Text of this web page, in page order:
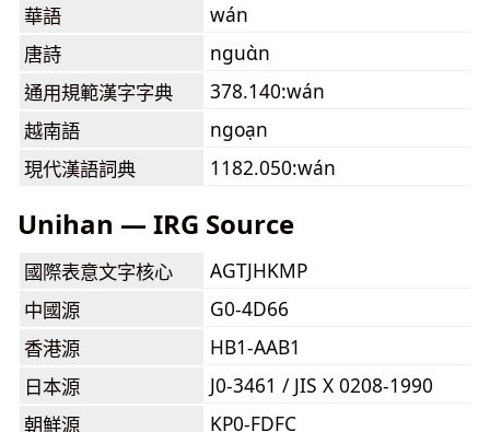
華語
wán
唐詩
nguɑ̀n
通用規範漢字字典
378.140:wán
越南語
ngoạn
現代漢語詞典
1182.050:wán
Unihan — IRG Source
國際表意文字核心
AGTJHKMP
中國源
G0-4D66
香港源
HB1-AAB1
日本源
J0-3461 / JIS X 0208-1990
朝鮮源
KP0-FDFC